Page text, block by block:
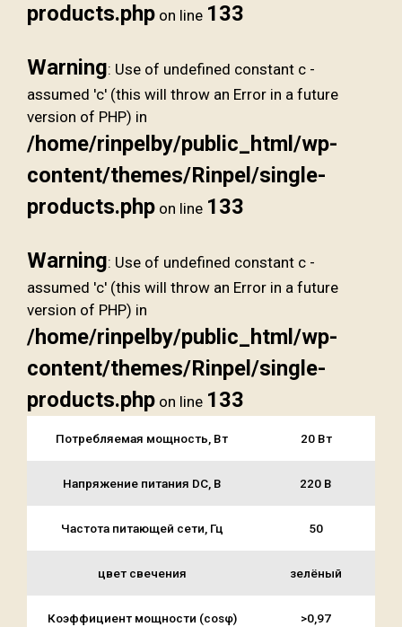
products.php on line 133
Warning: Use of undefined constant c -
assumed 'c' (this will throw an Error in a future
version of PHP) in
/home/rinpelby/public_html/wp-
content/themes/Rinpel/single-
products.php on line 133
Warning: Use of undefined constant c -
assumed 'c' (this will throw an Error in a future
version of PHP) in
/home/rinpelby/public_html/wp-
content/themes/Rinpel/single-
products.php on line 133
Потребляемая мощность, Вт 20 Вт
Напряжение питания DC, В 220 В
Частота питающей сети, Гц 50
цвет свечения зелёный
Коэффициент мощности (cosφ) >0,97